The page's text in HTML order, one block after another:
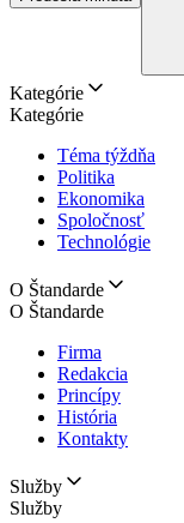
Kategórie
Kategórie
Téma týždňa
Politika
Ekonomika
Spoločnosť
Technológie
O Štandarde
O Štandarde
Firma
Redakcia
Princípy
História
Kontakty
Služby
Služby